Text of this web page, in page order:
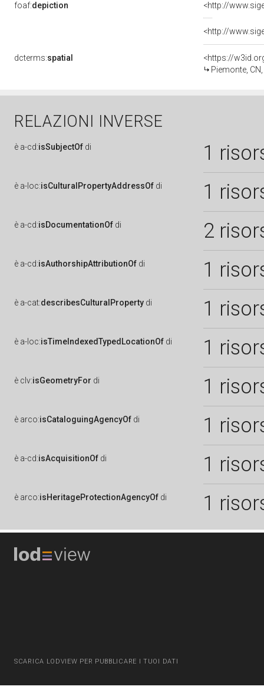
foaf:depiction
dcterms:spatial
<https://
Piemonte,
RELAZIONI INVERSE
è a-cd:isSubjectOf di 1
è a-loc:isCulturalPropertyAddressOf di 1
è a-cd:isDocumentationOf di 2
è a-cd:isAuthorshipAttributionOf di 1
è a-cat:describesCulturalProperty di 1
è a-loc:isTimeIndexedTypedLocationOf di 1
è clv:isGeometryFor di 1
è arco:isCataloguingAgencyOf di 1
è a-cd:isAcquisitionOf di 1
è arco:isHeritageProtectionAgencyOf di 1
SCARICA LODVIEW PER PUBBLICARE I TUOI DATI